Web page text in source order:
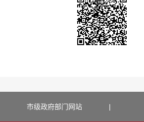
市级政府部门网站 |